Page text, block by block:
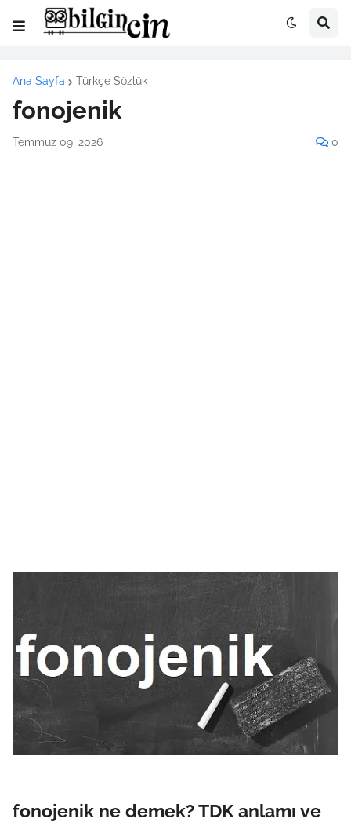
Ana Sayfa Türkçe Sözlük
fonojenik
Temmuz 09, 2026 0
fonojenik ne demek? TDK anlamı ve